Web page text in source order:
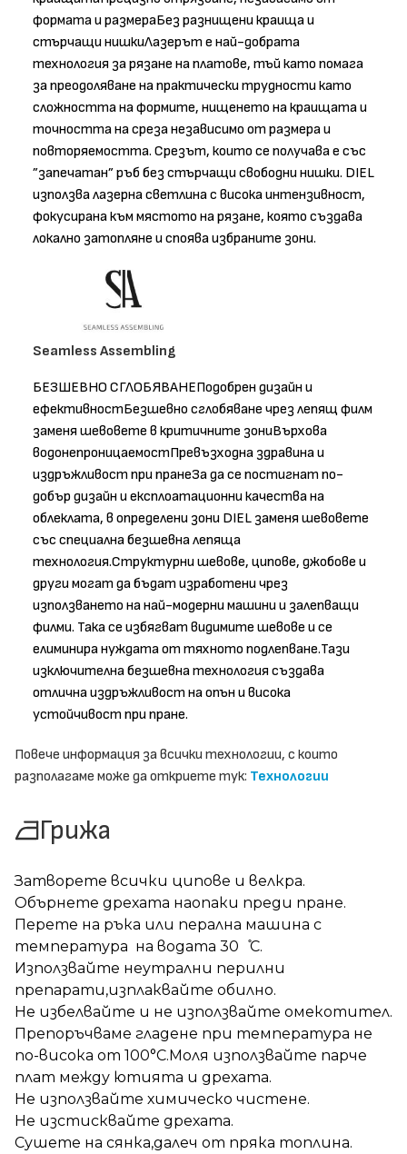
формата и размераБез разнищени краища и
стърчащи нишкиЛазерът е най-добрата
технология за рязане на платове, тъй като помага
за преодоляване на практически трудности като
сложността на формите, нищенето на краищата и
точността на среза независимо от размера и
повторяемостта. Срезът, които се получава е със
”запечатан” ръб без стърчащи свободни нишки. DIEL
използва лазерна светлина с висока интензивност,
фокусирана към мястото на рязане, която създава
локално затопляне и споява избраните зони.
Seamless Assembling
БЕЗШЕВНО СГЛОБЯВАНЕПодобрен дизайн и
ефективностБезшевно сглобяване чрез лепящ филм
заменя шевовете в критичните зониВърхова
водонепроницаемостПревъзходна здравина и
издръжливост при пранеЗа да се постигнат по-
добър дизайн и експлоатационни качества на
облеклата, в определени зони DIEL заменя шевовете
със специална безшевна лепяща
технология.Структурни шевове, ципове, джобове и
други могат да бъдат изработени чрез
използването на най-модерни машини и залепващи
филми. Така се избягват видимите шевове и се
елиминира нуждата от тяхното подлепване.Тази
изключителна безшевна технология създава
отлична издръжливост на опън и висока
устойчивост при пране.
Повече информация за всички технологии, с които
разполагаме може да откриете тук: Технологии
Грижа
Затворете всички ципове и велкра.
Обърнете дрехата наопаки преди пране.
Перете на ръка или перална машина с
температура на водата 30 ̊С.
Използвайте неутрални перилни
препарати,изплаквайте обилно.
Не избелвайте и не използвайте омекотител.
Препоръчваме гладене при температура не
по-висока от 100°C.Моля използвайте парче
плат между ютията и дрехата.
Не използвайте химическо чистене.
Не изстисквайте дрехата.
Сушете на сянка,далеч от пряка топлина.